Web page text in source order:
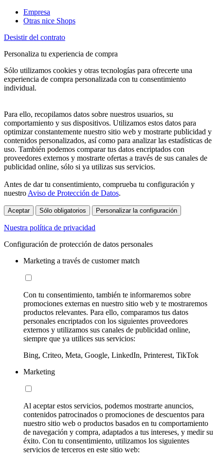
Empresa
Otras nice Shops
Desistir del contrato
Personaliza tu experiencia de compra
Sólo utilizamos cookies y otras tecnologías para ofrecerte una
experiencia de compra personalizada con tu consentimiento
individual.
Para ello, recopilamos datos sobre nuestros usuarios, su
comportamiento y sus dispositivos. Utilizamos estos datos para
optimizar constantemente nuestro sitio web y mostrarte publicidad y
contenidos personalizados, así como para analizar las estadísticas de
uso. También podemos comparar tus datos encriptados con
proveedores externos y mostrarte ofertas a través de sus canales de
publicidad online, sólo si ya utilizas sus servicios.
Antes de dar tu consentimiento, comprueba tu configuración y
nuestro Aviso de Protección de Datos.
Aceptar Sólo obligatorios Personalizar la configuración
Nuestra política de privacidad
Configuración de protección de datos personales
Marketing a través de customer match
Con tu consentimiento, también te informaremos sobre
promociones externas en nuestro sitio web y te mostraremos
productos relevantes. Para ello, comparamos tus datos
personales encriptados con los siguientes proveedores
externos y utilizamos sus canales de publicidad online,
siempre que ya utilices sus servicios:
Bing, Criteo, Meta, Google, LinkedIn, Printerest, TikTok
Marketing
Al aceptar estos servicios, podemos mostrarte anuncios,
contenidos patrocinados o promociones de descuentos para
nuestro sitio web o productos basados en tu comportamiento
de navegación y compra, adaptados a tus intereses, y medir su
éxito. Con tu consentimiento, utilizamos los siguientes
servicios de terceros en este sitio web: